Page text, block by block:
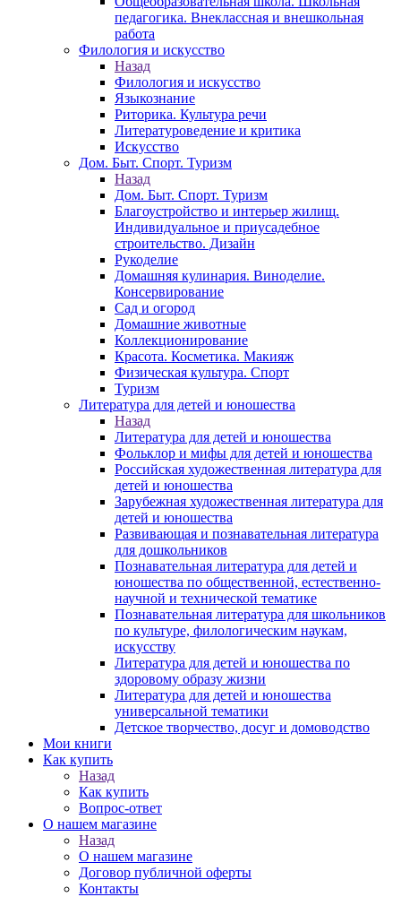
педагогика. Внеклассная и внешкольная
работа
Филология и искусство
Назад
Филология и искусство
Языкознание
Риторика. Культура речи
Литературоведение и критика
Искусство
Дом. Быт. Спорт. Туризм
Назад
Дом. Быт. Спорт. Туризм
Благоустройство и интерьер жилищ.
Индивидуальное и приусадебное
строительство. Дизайн
Рукоделие
Домашняя кулинария. Виноделие.
Консервирование
Сад и огород
Домашние животные
Коллекционирование
Красота. Косметика. Макияж
Физическая культура. Спорт
Туризм
Литература для детей и юношества
Назад
Литература для детей и юношества
Фольклор и мифы для детей и юношества
Российская художественная литература для
детей и юношества
Зарубежная художественная литература для
детей и юношества
Развивающая и познавательная литература
для дошкольников
Познавательная литература для детей и
юношества по общественной, естественно-
научной и технической тематике
Познавательная литература для школьников
по культуре, филологическим наукам,
искусству
Литература для детей и юношества по
здоровому образу жизни
Литература для детей и юношества
универсальной тематики
Детское творчество, досуг и домоводство
Мои книги
Как купить
Назад
Как купить
Вопрос-ответ
О нашем магазине
Назад
О нашем магазине
Договор публичной оферты
Контакты